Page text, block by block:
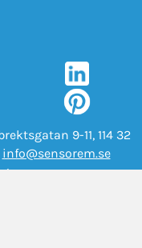
9-11, 114 32
info@sensorem.se